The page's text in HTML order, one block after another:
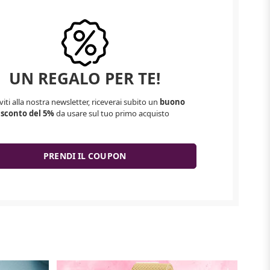
UN REGALO PER TE!
alla nostra newsletter, riceverai subito un buono
sconto del 5%da usare sul tuo primo acquisto
PRENDI IL COUPON